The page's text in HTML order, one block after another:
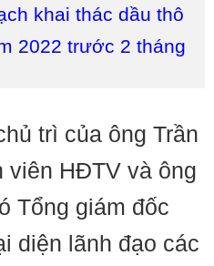
khai thác dầu thô
2022 trước 2 tháng
trì của ông Trần
viên HĐTV và ông
Tổng giám đốc
diện lãnh đạo các